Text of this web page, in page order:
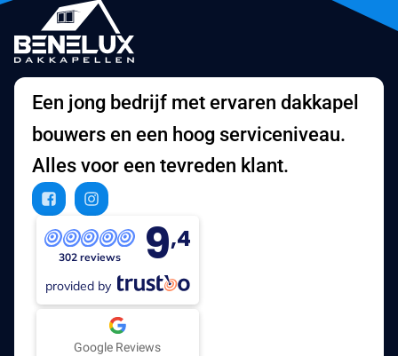
Een jong bedrijf met ervaren dakkapel
bouwers en een hoog serviceniveau.
Alles voor een tevreden klant.
302 reviews 9,4
provided by
Google Reviews